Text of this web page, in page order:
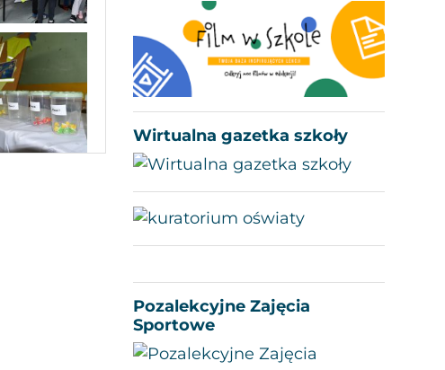
Wirtualna gazetka szkoły
Pozalekcyjne Zajęcia
Sportowe